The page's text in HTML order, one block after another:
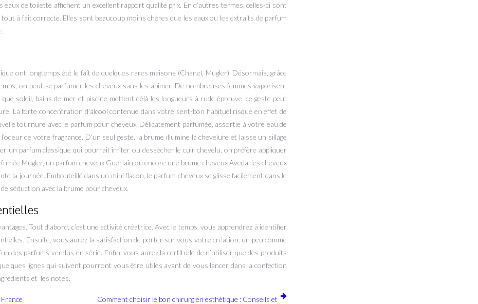
de toilette affichent un excellent rapport qualité prix. En d’autres termes, celles-ci sont
à fait correcte. Elles sont beaucoup moins chères que les eaux ou les extraits de parfum
ont longtemps été le fait de quelques rares maisons (Chanel, Mugler). Désormais, grâce
on peut se parfumer les cheveux sans les abîmer. De nombreuses femmes vaporisent
soleil, bains de mer et piscine mettent déjà les longueurs à rude épreuve, ce geste peut
La forte concentration d’alcool contenue dans votre sent-bon habituel risque en effet de
tournure avec le parfum pour cheveux. Délicatement parfumée, assortie à votre eau de
de votre fragrance. D’un seul geste, la brume illumine la chevelure et laisse un sillage
un parfum classique qui pourrait irriter ou dessécher le cuir chevelu, on préfère appliquer
Mugler, un parfum cheveux Guerlain ou encore une brume cheveux Aveda, les cheveux
la journée. Embouteillé dans un mini flacon, le parfum cheveux se glisse facilement dans le
séduction avec la brume pour cheveux.
Tout d’abord, c’est une activité créatrice. Avec le temps, vous apprendrez à identifier
Ensuite, vous aurez la satisfaction de porter sur vous votre création, un peu comme
des parfums vendus en série. Enfin, vous aurez la certitude de n’utiliser que des produits
lignes qui suivent pourront vous être utiles avant de vous lancer dans la confection
et les notes.
Comment choisir le bon chirurgien esthétique : Conseils et